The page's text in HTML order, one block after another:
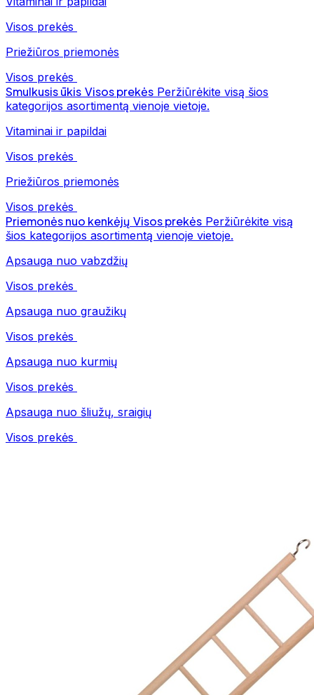
Visos prekės
Priežiūros priemonės
Visos prekės
Smulkusis ūkis Visos prekės Peržiūrėkite visą šios
kategorijos asortimentą vienoje vietoje.
Vitaminai ir papildai
Visos prekės
Priežiūros priemonės
Visos prekės
Priemonės nuo kenkėjų Visos prekės Peržiūrėkite visą
šios kategorijos asortimentą vienoje vietoje.
Apsauga nuo vabzdžių
Visos prekės
Apsauga nuo graužikų
Visos prekės
Apsauga nuo kurmių
Visos prekės
Apsauga nuo šliužų, sraigių
Visos prekės